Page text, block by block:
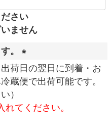
さい
ません
。
(
必
)
荷日の翌日に到着・お
蔵便で出荷可能です。
）
てください。